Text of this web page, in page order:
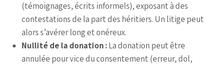
(témoignages, écrits informels), exposant à des
contestations de la part des héritiers. Un litige peut
alors s’avérer long et onéreux.
Nullité de la donation :La donation peut être
annulée pour vice du consentement (erreur, dol,